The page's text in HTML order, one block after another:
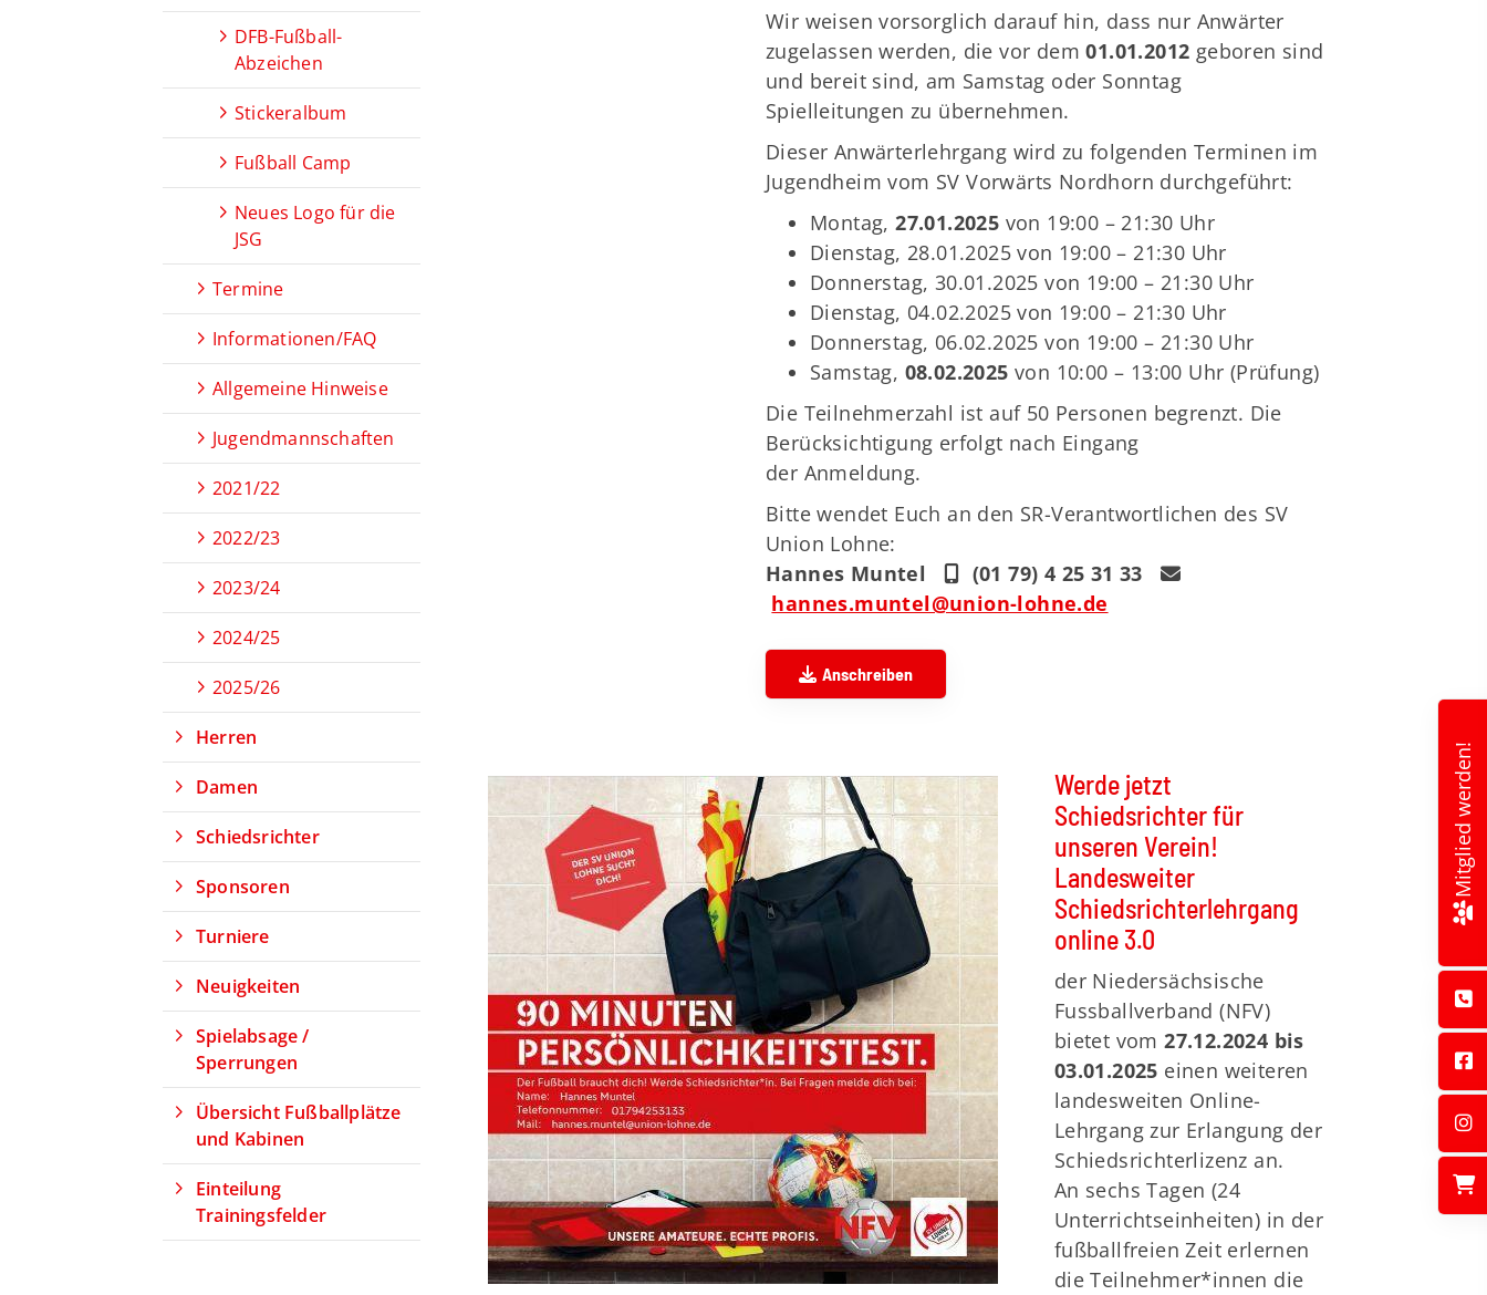
Wir weisen vorsorglich darauf hin, dass nur Anwärter
zugelassen werden, die vor dem01.01.2012 geboren sind
und bereit sind, am Samstag oder Sonntag
Spielleitungen zu übernehmen.
Dieser Anwärterlehrgang wird zu folgenden Terminen im
Jugendheim vom SV Vorwärts Nordhorn durchgeführt:
Montag,27.01.2025 von 19:00 – 21:30 Uhr
Dienstag, 28.01.2025 von 19:00 – 21:30 Uhr
Donnerstag, 30.01.2025 von 19:00 – 21:30 Uhr
Dienstag, 04.02.2025 von 19:00 – 21:30 Uhr
Donnerstag, 06.02.2025 von 19:00 – 21:30 Uhr
Samstag, 08.02.2025 von 10:00 – 13:00 Uhr (Prüfung)
Die Teilnehmerzahl ist auf 50 Personen begrenzt. Die
Berücksichtigung erfolgt nach Eingang
der Anmeldung.
Bitte wendet Euch an den SR-Verantwortlichen des SV
Union Lohne:
Hannes Muntel
(01 79) 4 25 31 33
hannes.muntel@union-lohne.de
Anschreiben
Werde jetzt
Schiedsrichter für
unseren Verein!
Landesweiter
Schiedsrichterlehrgang
online 3.0
der Niedersächsische
Fussballverband (NFV)
bietet vom27.12.2024 bis
03.01.2025 einen weiteren
landesweiten Online-
Lehrgang zur Erlangung der
Schiedsrichterlizenz an.
An sechs Tagen (24
Unterrichtseinheiten) in der
fußballfreien Zeit erlernen
die Teilnehmer*innen die
DFB-Fußball-
Abzeichen
Stickeralbum
Fußball Camp
Neues Logo für die
JSG
Termine
Informationen/FAQ
Allgemeine Hinweise
Jugendmannschaften
2021/22
2022/23
2023/24
2024/25
2025/26
Herren
Damen
Schiedsrichter
Sponsoren
Turniere
Neuigkeiten
Spielabsage /
Sperrungen
Übersicht Fußballplätze
und Kabinen
Einteilung
Trainingsfelder
Mitglied werden!